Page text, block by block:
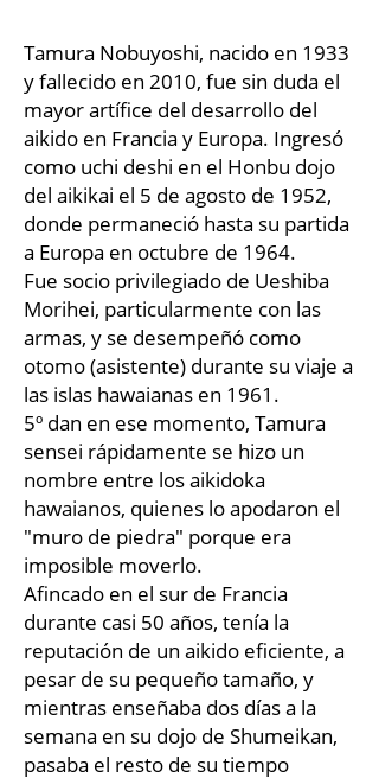
Tamura Nobuyoshi, nacido en 1933
y fallecido en 2010, fue sin duda el
mayor artífice del desarrollo del
aikido en Francia y Europa. Ingresó
como uchi deshi en el Honbu dojo
del aikikai el 5 de agosto de 1952,
donde permaneció hasta su partida
a Europa en octubre de 1964.
Fue socio privilegiado de Ueshiba
Morihei, particularmente con las
armas, y se desempeñó como
otomo (asistente) durante su viaje a
las islas hawaianas en 1961.
5º dan en ese momento, Tamura
sensei rápidamente se hizo un
nombre entre los aikidoka
hawaianos, quienes lo apodaron el
"muro de piedra" porque era
imposible moverlo.
Afincado en el sur de Francia
durante casi 50 años, tenía la
reputación de un aikido eficiente, a
pesar de su pequeño tamaño, y
mientras enseñaba dos días a la
semana en su dojo de Shumeikan,
pasaba el resto de su tiempo